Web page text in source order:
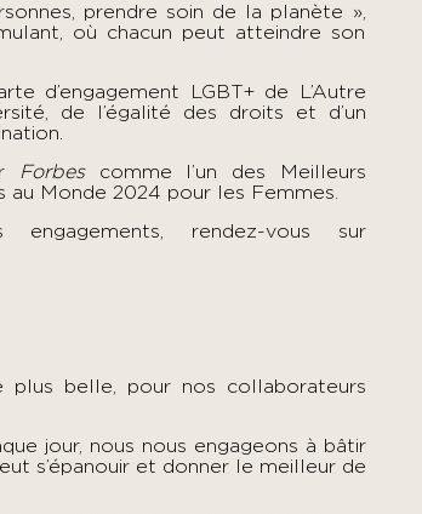
prendre soin de la planète »,
où chacun peut atteindre son
d’engagement LGBT+ de
L’Autre
de l’égalité des droits et d’un
Forbescomme l’un des Meilleurs
au Monde 2024 pour les Femmes.
rendez-vous sur
plus belle, pour nos collaborateurs
jour, nous nous engageons à bâtir
s’épanouir et donner le meilleur de